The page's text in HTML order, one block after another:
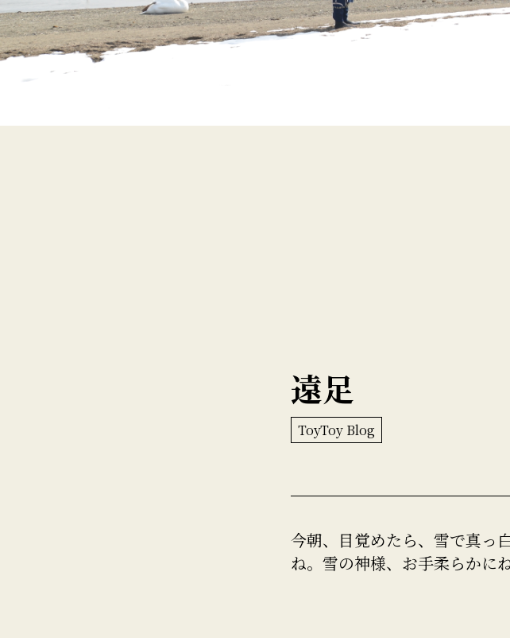
遠足
ToyToy Blog
今朝、目覚めたら、雪で真っ
ね。雪の神様、お手柔らかにね